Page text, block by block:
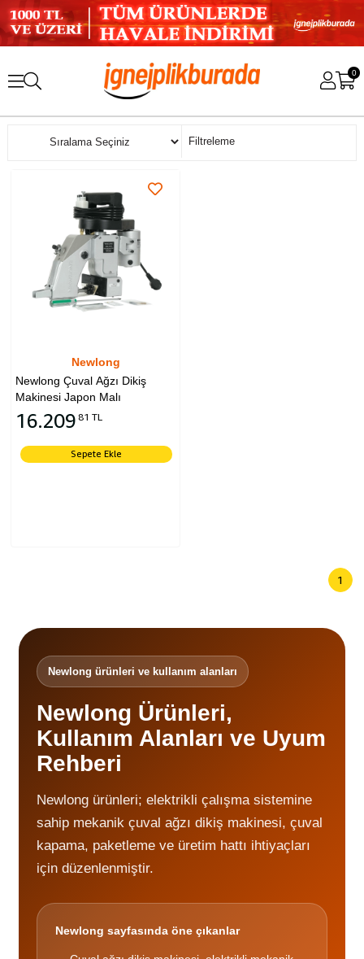
0
Filtreleme
Sıralama
Newlong
Newlong Çuval Ağzı Dikiş
Makinesi Japon Malı
16.209 81 TL
Sepete Ekle
1
Newlong ürünleri ve kullanım alanları
Newlong Ürünleri,
Kullanım Alanları ve Uyum
Rehberi
Newlong ürünleri; elektrikli çalışma sistemine
sahip mekanik çuval ağzı dikiş makinesi, çuval
kapama, paketleme ve üretim hattı ihtiyaçları
için düzenlenmiştir.
Newlong sayfasında öne çıkanlar